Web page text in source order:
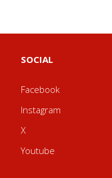
SOCIAL
Facebook
Instagram
X
Youtube